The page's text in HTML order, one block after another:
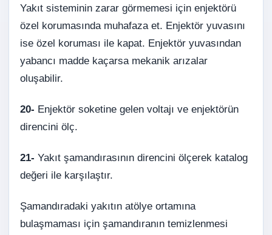
Yakıt sisteminin zarar görmemesi için enjektörü
özel korumasında muhafaza et. Enjektör yuvasını
ise özel koruması ile kapat. Enjektör yuvasından
yabancı madde kaçarsa mekanik arızalar
oluşabilir.
20- Enjektör soketine gelen voltajı ve enjektörün
direncini ölç.
21- Yakıt şamandırasının direncini ölçerek katalog
değeri ile karşılaştır.
Şamandıradaki yakıtın atölye ortamına
bulaşmaması için şamandıranın temizlenmesi